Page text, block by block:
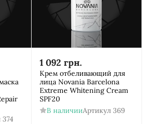
374
1 092 грн.
Крем отбеливающий для
лица Novania Barcelona
Extreme Whitening Cream
SPF20
В наличииАртикул 369